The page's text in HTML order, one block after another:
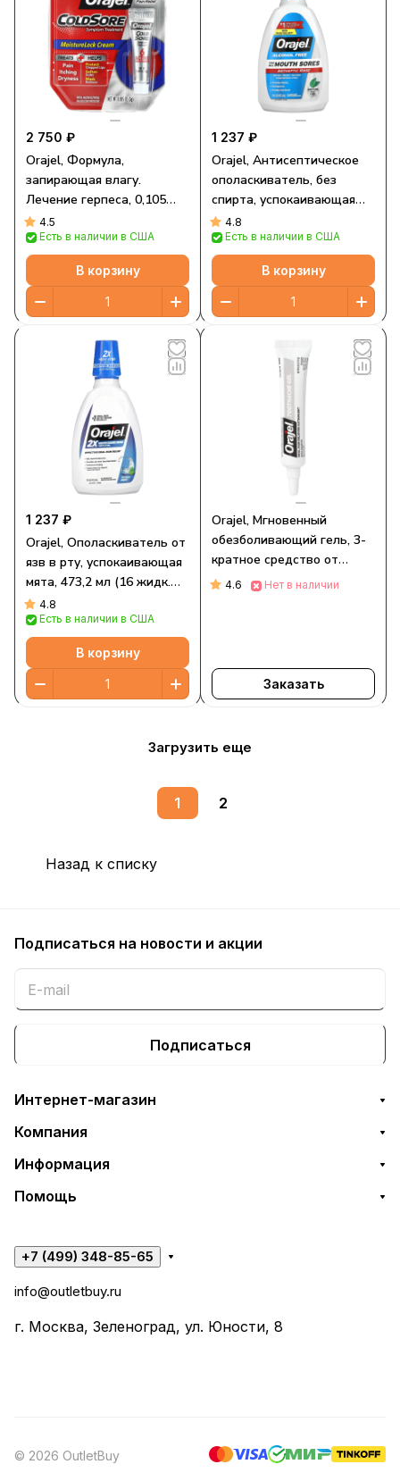
2 750 ₽
Orajel, Формула,
запирающая влагу.
Лечение герпеса, 0,105
унц.(3 г)
4.5
Есть в наличии в США
В корзину
1 237 ₽
Orajel, Антисептическое
ополаскиватель, без
спирта, успокаивающая
мята, 473,2 мл (16 жидк.
Унций)
4.8
Есть в наличии в США
В корзину
1 237 ₽
Orajel, Ополаскиватель от
язв в рту, успокаивающая
мята, 473,2 мл (16 жидк.
Унций)
4.8
Есть в наличии в США
В корзину
Orajel, Мгновенный
обезболивающий гель, 3-
кратное средство от
зубной боли и десен, 11,9 г
4.6 Нет в наличии
Заказать
Загрузить еще
1 2
Назад к списку
Подписаться на новости и акции
Подписаться
Интернет-магазин
Компания
Информация
Помощь
+7 (499) 348-85-65
info@outletbuy.ru
г. Москва, Зеленоград, ул. Юности, 8
© 2026 OutletBuy